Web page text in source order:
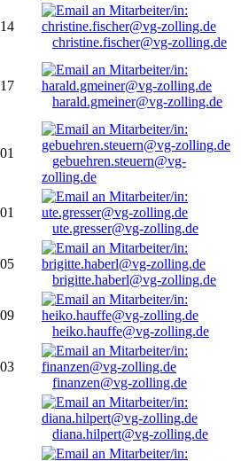
christine.fischer@vg-zolling.de
harald.gmeiner@vg-zolling.de
gebuehren.steuern@vg-
zolling.de
ute.gresser@vg-zolling.de
brigitte.haberl@vg-zolling.de
heiko.hauffe@vg-zolling.de
finanzen@vg-zolling.de
diana.hilpert@vg-zolling.de